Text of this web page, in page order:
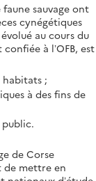
sauvage ont
cynégétiques
au cours du
à l’OFB, est
habitats ;
à des fins de
de Corse
de mettre en